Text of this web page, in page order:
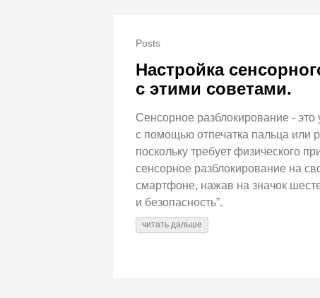
Posts
Настройка
с этими советами.
Сенсорное разблокирование -
с помощью отпечатка пальца или
поскольку требует физического
сенсорное разблокирование на
смартфоне, нажав на значок
и безопасность”.
читать дальше